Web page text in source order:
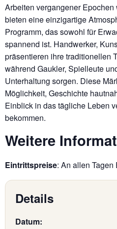
Arbeiten vergangener
bieten eine einzigartige
Programm, das sowohl für
spannend ist. Handwerker,
präsentieren ihre traditionellen
während Gaukler, Spielleute
Unterhaltung sorgen. Diese
Möglichkeit, Geschichte
Einblick in das tägliche Leben
bekommen.
Weitere
Eintrittspreise: An allen Tagen
Details
Datum: